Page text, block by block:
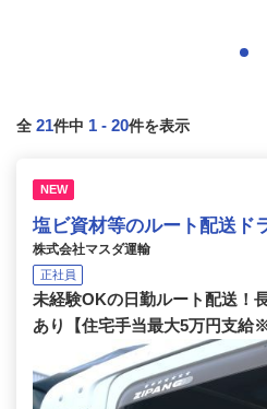
全 21件中 1 - 20件を表示
NEW
塩ビ資材等のルート配送ド
株式会社マスダ運輸
正社員
未経験OKの日勤ルート配送！
あり【住宅手当最大5万円支給※